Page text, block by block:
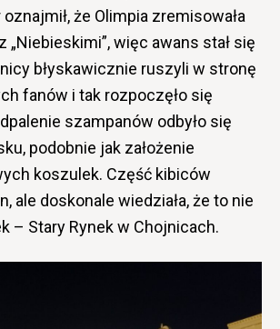
że Olimpia zremisowała
„Niebieskimi”, więc awans stał się
błyskawicznie ruszyli w stronę
fanów i tak rozpoczęło się
szampanów odbyło się
podobnie jak założenie
koszulek. Część kibiców
ale doskonale wiedziała, że to nie
– Stary Rynek w Chojnicach.